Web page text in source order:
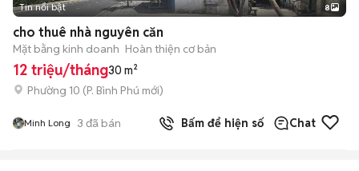
+2
Tin nổi bật 8
cho thuê nhà nguyên căn
Mặt bằng kinh doanh Hoàn thiện cơ bản
12 triệu/tháng30 m²
Phường 10 (P. Bình Phú mới)
Minh Long 3 đã bán Bấm để hiện số Chat